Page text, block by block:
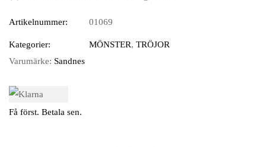
Artikelnummer: 01069
Kategorier: MÖNSTER, TRÖJOR
Varumärke: Sandnes
Få först. Betala sen.